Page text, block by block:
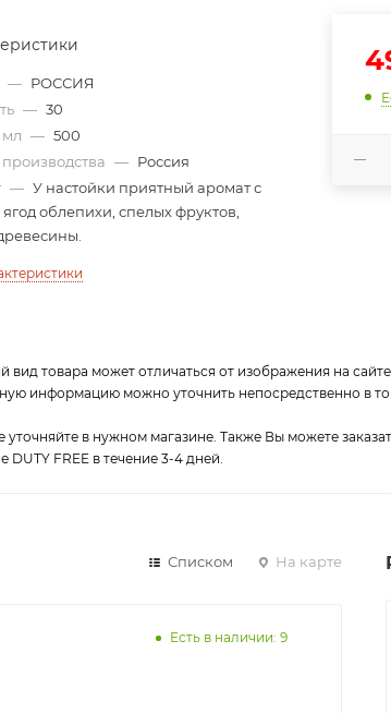
— РОССИЯ
— 30
— 500
— Россия
— У настойки приятный аромат с
облепихи, спелых фруктов,
вид товара может отличаться от изображения на
информацию можно уточнить непосредственно в
уточняйте в нужном магазине. Также Вы можете
DUTY FREE в течение 3-4 дней.
Списком На карте
Есть в наличии: 9